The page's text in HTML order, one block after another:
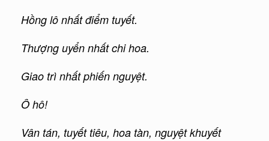
Hồng lô nhất điểm tuyết.
Thượng uyển nhất chi hoa.
Giao trì nhất phiến nguyệt.
Ô hô!
Vân tán, tuyết tiêu, hoa tàn, nguyệt khuyết